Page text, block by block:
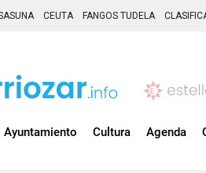
CEUTA FANGOS TUDELA
Ayuntamiento Cultura Agenda